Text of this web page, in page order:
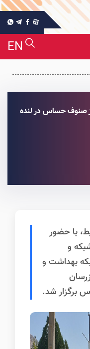
EN
صنوف حساس در لنده
با حضور
و
بهداشت و
شد.